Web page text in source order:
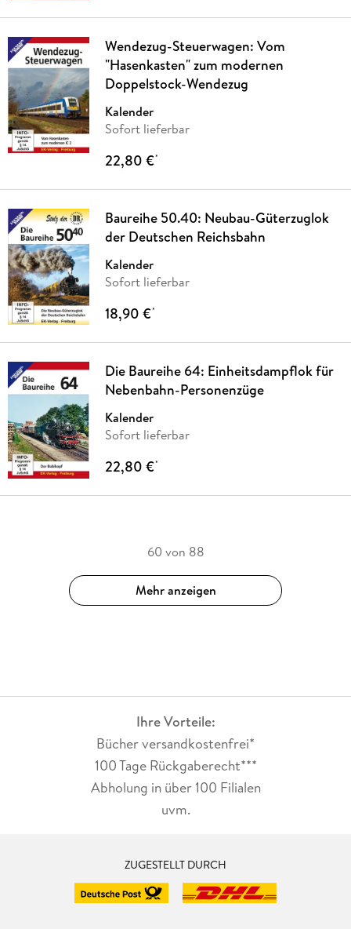
Wendezug-Steuerwagen: Vom
"Hasenkasten" zum modernen
Doppelstock-Wendezug
Kalender
Sofort lieferbar
22,80 €*
Baureihe 50.40: Neubau-Güterzuglok
der Deutschen Reichsbahn
Kalender
Sofort lieferbar
18,90 €*
Die Baureihe 64: Einheitsdampflok für
Nebenbahn-Personenzüge
Kalender
Sofort lieferbar
22,80 €*
60 von 88
Mehr anzeigen
Ihre Vorteile:
Bücher versandkostenfrei*
100 Tage Rückgaberecht***
Abholung in über 100 Filialen
uvm.
ZUGESTELLT DURCH